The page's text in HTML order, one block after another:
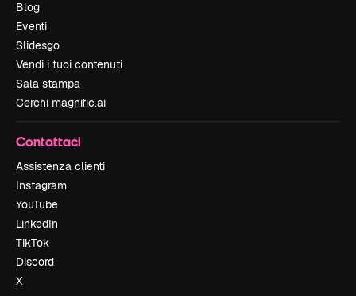
Blog
Eventi
Slidesgo
Vendi i tuoi contenuti
Sala stampa
Cerchi magnific.ai
Contattaci
Assistenza clienti
Instagram
YouTube
LinkedIn
TikTok
Discord
X